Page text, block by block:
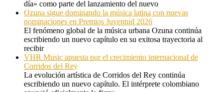
día» como parte del lanzamiento del nuevo
Ozuna sigue dominando la música latina con nuevas
nominaciones en Premios Juventud 2026
El fenómeno global de la música urbana Ozuna continúa
escribiendo un nuevo capítulo en su exitosa trayectoria al
recibir
VHR Music apuesta por el crecimiento internacional de
Corridos del Rey
La evolución artística de Corridos del Rey continúa
escribiendo un nuevo capítulo. El intérprete colombiano